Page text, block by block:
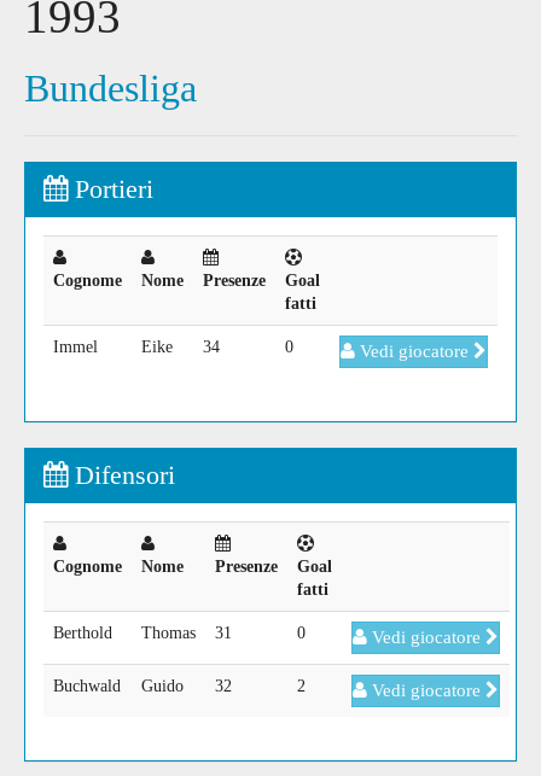
1993
Bundesliga
Portieri
Cognome Nome Presenze
Goal
fatti
Immel Eike 34 0 Vedi giocatore
Difensori
Cognome Nome Presenze
Goal
fatti
Berthold Thomas 31 0 Vedi giocatore
Buchwald Guido 32 2 Vedi giocatore